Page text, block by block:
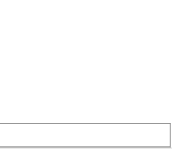
ricca di colori e silenzi.
pochi minuti di bus dalla stazione
valico a serpentina del Gottardo. Si
aggiornati.